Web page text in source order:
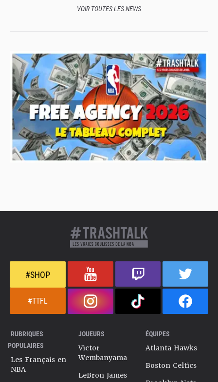
VOIR TOUTES LES NEWS
#SHOP
#TTFL
RUBRIQUES
POPULAIRES
Les Français en
NBA
JOUEURS
Victor
Wembanyama
LeBron James
ÉQUIPES
Atlanta Hawks
Boston Celtics